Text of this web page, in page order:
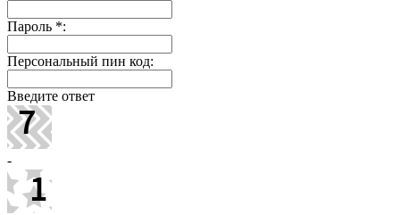
Пароль *:
Персональный пин код:
Введите ответ
-